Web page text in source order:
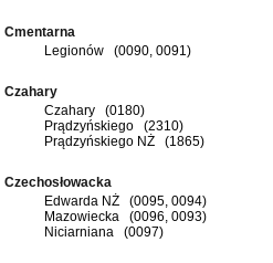
Cmentarna
Legionów (0090, 0091)
Czahary
Czahary (0180)
Prądzyńskiego (2310)
Prądzyńskiego NŻ (1865)
Czechosłowacka
Edwarda NŻ (0095, 0094)
Mazowiecka (0096, 0093)
Niciarniana (0097)